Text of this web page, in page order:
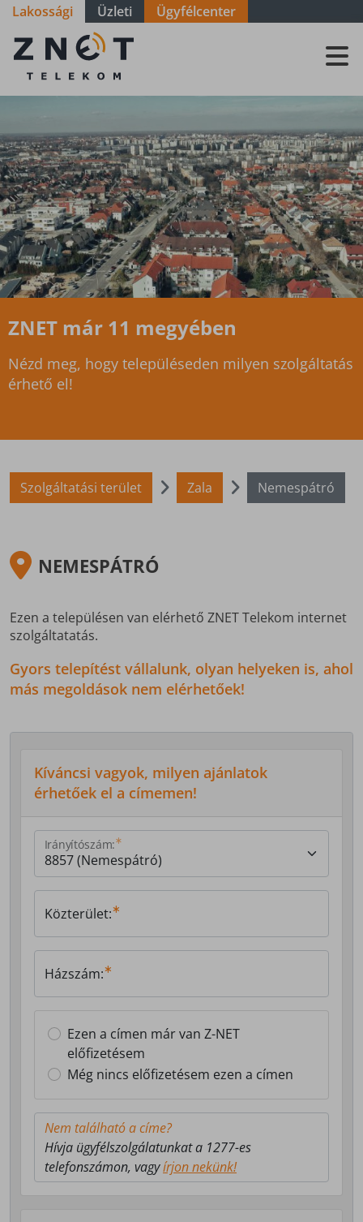
Lakossági Üzleti Ügyfélcenter
Szolgáltatási
terület - Zala
-
ZNET már 11 megyében
Nézd meg, hogy településeden milyen szolgáltatás
érhető el!
Szolgáltatási terület Zala Nemespátró
NEMESPÁTRÓ
Ezen a településen van elérhető ZNET Telekom internet
szolgáltatatás.
Gyors telepítést vállalunk, olyan helyeken is, ahol
más megoldások nem elérhetőek!
Kíváncsi vagyok, milyen ajánlatok
érhetőek el a címemen!
Irányítószám:
Közterület:
Házszám:
Ezen a címen már van Z-NET
előfizetésem
Még nincs előfizetésem ezen a címen
Nem található a címe?
Hívja ügyfélszolgálatunkat a 1277-es
telefonszámon, vagyírjon nekünk!